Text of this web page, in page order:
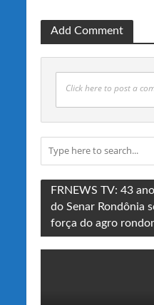
Add Comment
Click here to post a
FRNEWS TV: 43
do Senar Rondônia
força do agro